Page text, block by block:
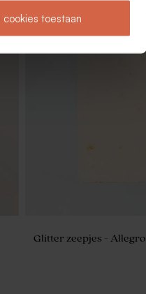
cookies toestaan
Glitter zeepjes - Allegro